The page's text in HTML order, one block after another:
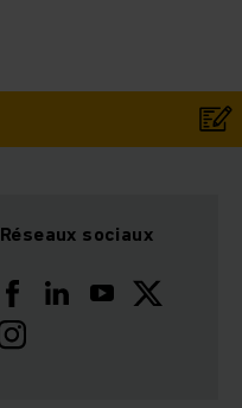
Réseaux sociaux